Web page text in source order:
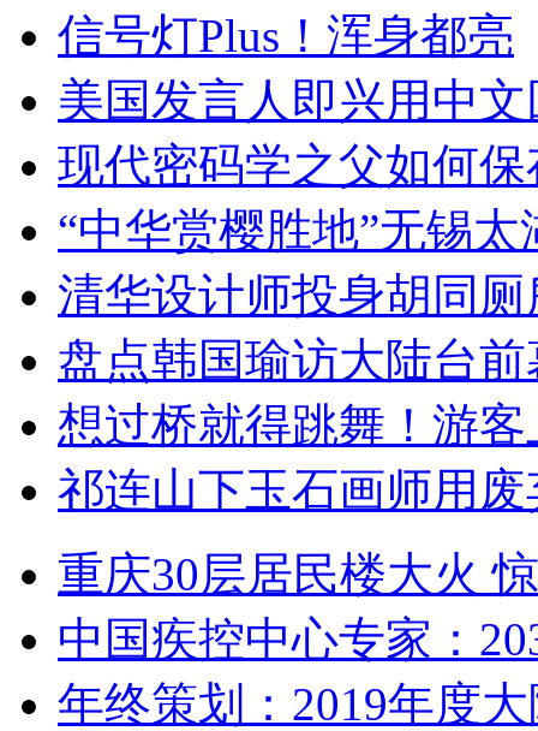
信号灯Plus！浑身都亮
美国发言人即兴用中
现代密码学之父如何
“中华赏樱胜地”无锡
清华设计师投身胡同
盘点韩国瑜访大陆台
想过桥就得跳舞！游客
祁连山下玉石画师用
重庆30层居民楼大火
中国疾控中心专家：
年终策划：2019年度